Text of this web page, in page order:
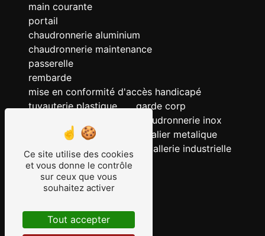
main courante
portail
chaudronnerie aluminium
chaudronnerie maintenance
passerelle
rembarde
mise en conformité d'accès handicapé
tuyauterie plastique
chaudronnerie
serrurerie
ERP
tuyauterie
tuyauterie inox
garde corp
chaudronnerie inox
escalier metalique
metallerie industrielle
Ce site utilise des cookies
et vous donne le contrôle
sur ceux que vous
souhaitez activer
Tout accepter